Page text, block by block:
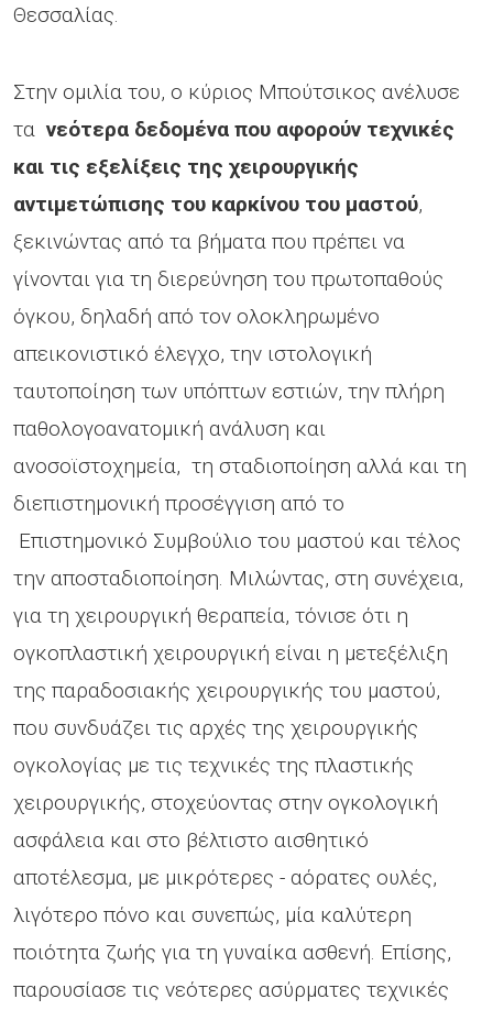
Θεσσαλίας.
Στην ομιλία του, ο κύριος Μπούτσικος ανέλυσε
τα νεότερα δεδομένα που αφορούν τεχνικές
και τις εξελίξεις της χειρουργικής
αντιμετώπισης του καρκίνου του μαστού,
ξεκινώντας από τα βήματα που πρέπει να
γίνονται για τη διερεύνηση του πρωτοπαθούς
όγκου, δηλαδή από τον ολοκληρωμένο
απεικονιστικό έλεγχο, την ιστολογική
ταυτοποίηση των υπόπτων εστιών, την πλήρη
παθολογοανατομική ανάλυση και
ανοσοϊστοχημεία, τη σταδιοποίηση αλλά και τη
διεπιστημονική προσέγγιση από το
Επιστημονικό Συμβούλιο του μαστού και τέλος
την αποσταδιοποίηση. Μιλώντας, στη συνέχεια,
για τη χειρουργική θεραπεία, τόνισε ότι η
ογκοπλαστική χειρουργική είναι η μετεξέλιξη
της παραδοσιακής χειρουργικής του μαστού,
που συνδυάζει τις αρχές της χειρουργικής
ογκολογίας με τις τεχνικές της πλαστικής
χειρουργικής, στοχεύοντας στην ογκολογική
ασφάλεια και στο βέλτιστο αισθητικό
αποτέλεσμα, με μικρότερες - αόρατες ουλές,
λιγότερο πόνο και συνεπώς, μία καλύτερη
ποιότητα ζωής για τη γυναίκα ασθενή. Επίσης,
παρουσίασε τις νεότερες ασύρματες τεχνικές